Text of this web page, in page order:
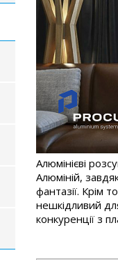
Алюмінієві
Алюміній,
фантазії. Крім
нешкідливий
конкуренції з